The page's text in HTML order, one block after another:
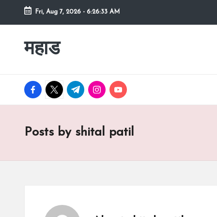
Skip
content
Fri, Aug 7, 2026 - 6:26:34 AM
महाड
कोकणातील
Raigad
रायगड
महाड
facebook.com
twitter.com
t.me instagram.com
youtube.com
Posts by shital patil